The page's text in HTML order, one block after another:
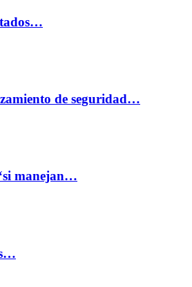
de seguridad…
manejan…